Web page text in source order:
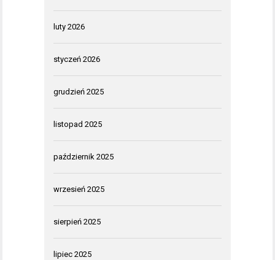
luty 2026
styczeń 2026
grudzień 2025
listopad 2025
październik 2025
wrzesień 2025
sierpień 2025
lipiec 2025